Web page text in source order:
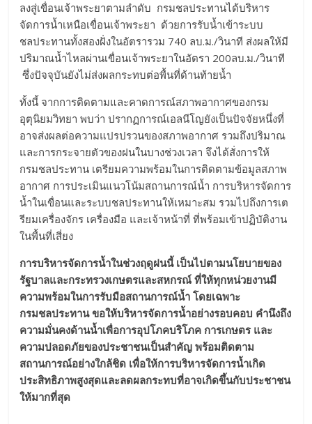
ลงสู่เขื่อนเจ้าพระยาตามลำดับ กรมชลประทานได้บริหาร
จัดการน้ำเหนือเขื่อนเจ้าพระยา ด้วยการรับน้ำเข้าระบบ
ชลประทานทั้งสองฝั่งในอัตรารวม 740 ลบ.ม./วินาที ส่งผลให้มี
ปริมาณน้ำไหลผ่านเขื่อนเจ้าพระยาในอัตรา 200ลบ.ม./วินาที
ซึ่งปัจจุบันยังไม่ส่งผลกระทบต่อพื้นที่ด้านท้ายน้ำ
ทั้งนี้ จากการติดตามและคาดการณ์สภาพอากาศของกรม
อุตุนิยมวิทยา พบว่า ปรากฏการณ์เอลนีโญยังเป็นปัจจัยหนึ่งที่
อาจส่งผลต่อความแปรปรวนของสภาพอากาศ รวมถึงปริมาณ
และการกระจายตัวของฝนในบางช่วงเวลา จึงได้สั่งการให้
กรมชลประทาน เตรียมความพร้อมในการติดตามข้อมูลสภาพ
อากาศ การประเมินแนวโน้มสถานการณ์น้ำ การบริหารจัดการ
น้ำในเขื่อนและระบบชลประทานให้เหมาะสม รวมไปถึงการเต
รียมเครื่องจักร เครื่องมือ และเจ้าหน้าที่ ที่พร้อมเข้าปฏิบัติงาน
ในพื้นที่เสี่ยง
การบริหารจัดการน้ำในช่วงฤดูฝนนี้ เป็นไปตามนโยบายของ
รัฐบาลและกระทรวงเกษตรและสหกรณ์ ที่ให้ทุกหน่วยงานมี
ความพร้อมในการรับมือสถานการณ์น้ำ โดยเฉพาะ
กรมชลประทาน ขอให้บริหารจัดการน้ำอย่างรอบคอบ คำนึงถึง
ความมั่นคงด้านน้ำเพื่อการอุปโภคบริโภค การเกษตร และ
ความปลอดภัยของประชาชนเป็นสำคัญ พร้อมติดตาม
สถานการณ์อย่างใกล้ชิด เพื่อให้การบริหารจัดการน้ำเกิด
ประสิทธิภาพสูงสุดและลดผลกระทบที่อาจเกิดขึ้นกับประชาชน
ให้มากที่สุด